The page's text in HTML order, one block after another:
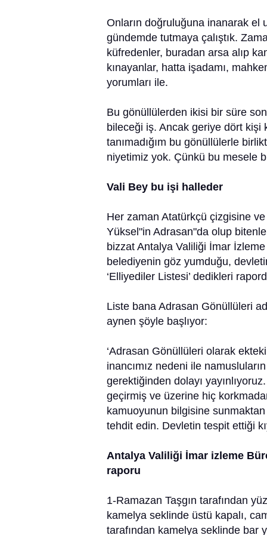
Onların doğruluğuna inanarak el
gündemde tutmaya çalıştık.
küfredenler, buradan arsa alıp
kınayanlar, hatta işadamı,
yorumları ile.
Bu gönüllülerden ikisi bir süre
bileceği iş. Ancak geriye dört
tanımadığım bu gönüllülerle
niyetimiz yok. Çünkü bu mesele
Vali Bey bu işi halleder
Her zaman Atatürkçü çizgisine
Yüksel"in Adrasan"da olup
bizzat Antalya Valiliği İmar
belediyenin göz yumduğu,
‘Elliyediler Listesi’ dedikleri
Liste bana Adrasan Gönüllüleri
aynen şöyle başlıyor:
‘Adrasan Gönüllüleri olarak
inancımız nedeni ile
gerektiğinden dolayı
geçirmiş ve üzerine hiç
kamuoyunun bilgisine
tehdit edin. Devletin tespit ettiği
Antalya Valiliği İmar izleme
raporu
1-Ramazan Taşgın tarafından
kamelya seklinde üstü kapalı,
tarafından kamelya seklinde bar